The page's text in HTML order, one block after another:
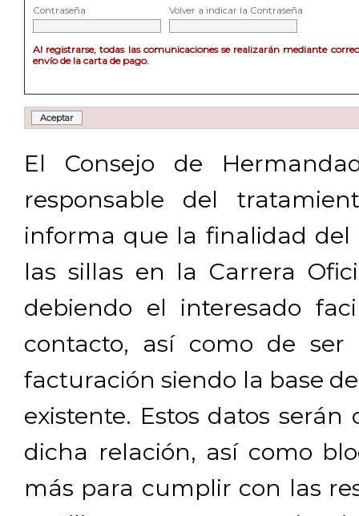
Contraseña Volver a indicar la Contraseña
Al registrarse, todas las comunicaciones se realizarán mediante
envío de la carta de pago.
El Consejo de
responsable del
informa que la finalidad del
las sillas en la Carrera
debiendo el interesado
contacto, así como de ser
facturación siendo la base
existente. Estos datos
dicha relación, así como
más para cumplir con las